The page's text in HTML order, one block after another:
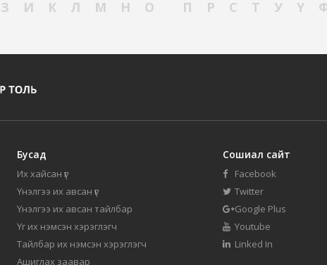
З И К Л М Н О П Р С Т У Ү
Бусад
Их хайсан үг
Үнэлгээ их авсан үг
Үнэлгээ их авсан тайлбар
Үг их нэмсэн хэрэглэгч
Тайлбар их нэмсэн хэрэглэгч
Ашиглах заавар
Сошиал сайт
Facebook
Twitter
Google Plus
Youtube
Linked In